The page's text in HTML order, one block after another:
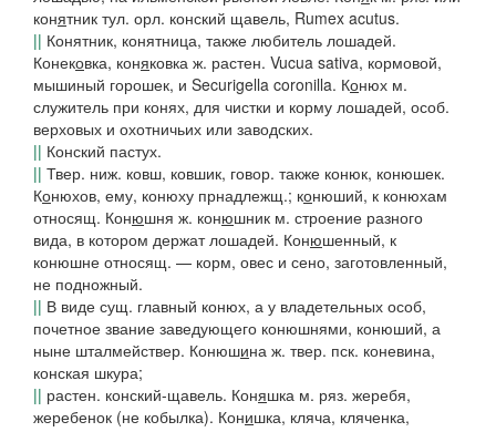
конятник тул. орл. конский щавель, Rumex acutus.
|| Конятник, конятница, также любитель лошадей.
Конековка, коняковка ж. растен. Vucua sativa, кормовой,
мышиный горошек, и Securigella coronilla. Конюх м.
служитель при конях, для чистки и корму лошадей, особ.
верховых и охотничьих или заводских.
|| Конский пастух.
|| Твер. ниж. ковш, ковшик, говор. также конюк, конюшек.
Конюхов, ему, конюху прнадлежщ.; конюший, к конюхам
относящ. Конюшня ж. конюшник м. строение разного
вида, в котором держат лошадей. Конюшенный, к
конюшне относящ. — корм, овес и сено, заготовленный,
не подножный.
|| В виде сущ. главный конюх, а у владетельных особ,
почетное звание заведующего конюшнями, конюший, а
ныне шталмействер. Конюшина ж. твер. пск. коневина,
конская шкура;
|| растен. конский-щавель. Коняшка м. ряз. жеребя,
жеребенок (не кобылка). Конишка, кляча, кляченка,